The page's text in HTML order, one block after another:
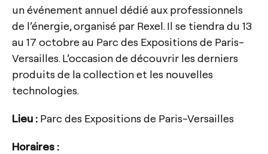
un événement annuel dédié aux professionnels
de l’énergie, organisé par Rexel. Il se tiendra du 13
au 17 octobre au Parc des Expositions de Paris-
Versailles. L’occasion de découvrir les derniers
produits de la collection et les nouvelles
technologies.
Lieu : Parc des Expositions de Paris-Versailles
Horaires :